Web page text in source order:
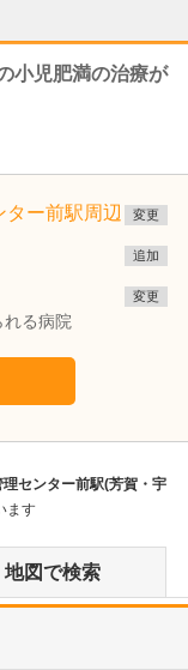
小児肥満の治療が
ー前駅周辺 変更
追加
る病院
変更
センター前駅(芳賀・宇
ます
地図で検索